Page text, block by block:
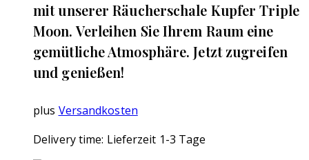
mit unserer Räucherschale Kupfer Triple
Moon. Verleihen Sie Ihrem Raum eine
gemütliche Atmosphäre. Jetzt zugreifen
und genießen!
plus Versandkosten
Delivery time: Lieferzeit 1-3 Tage